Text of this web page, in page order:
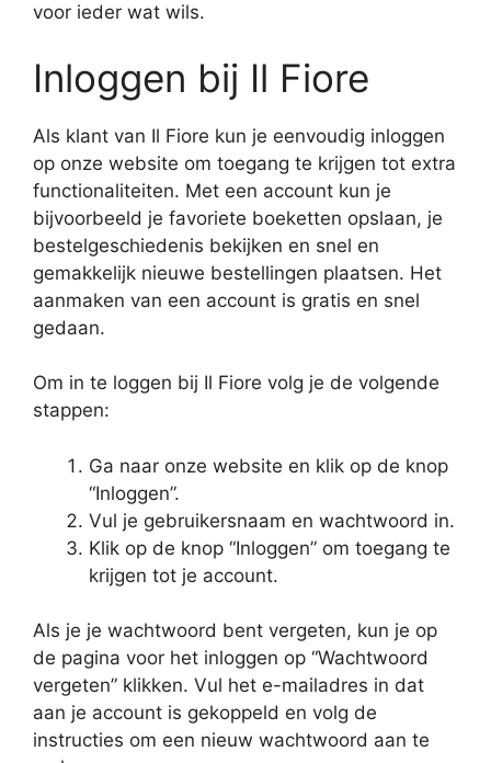
voor ieder wat wils.
Inloggen bij Il Fiore
Als klant van Il Fiore kun je eenvoudig inloggen
op onze website om toegang te krijgen tot extra
functionaliteiten. Met een account kun je
bijvoorbeeld je favoriete boeketten opslaan, je
bestelgeschiedenis bekijken en snel en
gemakkelijk nieuwe bestellingen plaatsen. Het
aanmaken van een account is gratis en snel
gedaan.
Om in te loggen bij Il Fiore volg je de volgende
stappen:
Ga naar onze website en klik op de knop
“Inloggen”.
Vul je gebruikersnaam en wachtwoord in.
Klik op de knop “Inloggen” om toegang te
krijgen tot je account.
Als je je wachtwoord bent vergeten, kun je op
de pagina voor het inloggen op “Wachtwoord
vergeten” klikken. Vul het e-mailadres in dat
aan je account is gekoppeld en volg de
instructies om een nieuw wachtwoord aan te